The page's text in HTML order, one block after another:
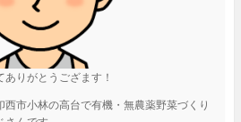
りがとうござます！
市小林の高台で有機・無農薬野菜づくり